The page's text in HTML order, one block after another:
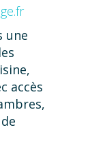
une
accès